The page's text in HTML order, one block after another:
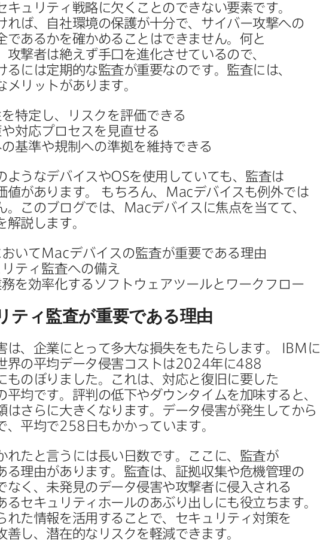
キュリティ戦略に​欠く​ことのできない​要素です。
れば、​自社環境の​保護が​十分で、​サイバー攻撃への​
で​あるかを​確かめる​ことは​できません。​何と​
攻撃者は​絶えず​手口を​進化させているので、​
るには​定期的な​監査が​重要なのです。​監査には、​
メリットが​あります。
特定し、​リスクを​評価できる
対応プロセスを​見直せる
基準や​規制への​準拠を​維持できる
ような​デバイスやOSを​使用していても、​監査は​
値が​あります。
もちろん、 Macデバイスも​例外では​
。​この​ブログでは、 Macデバイスに​焦点を​当てて、​
解説します。
いてMacデバイスの​監査が​重要である​理由
ティ監査への​備え
を​効率化する​ソフトウェアツールと​ワークフロー
ティ監査が​重要である​理由
は、​企業に​とって​多大な​損失を​もたらします。 IBM に​
界の​平均データ侵害コストは2024年に488
もの​ぼりました。​これは、​対応と​復旧に​要した​
平均です。​評判の​低下や​ダウンタイムを​加味すると、​
は​さらに​大きくなります。​データ侵害が​発生してから​
、​平均で258 日も​かかっています。
れた​と​言うには​長い​日数です。​ここに、​監査が​
る​理由が​あります。​監査は、​証拠収集や​危機管理の​
なく、​未発見の​データ侵害や​攻撃者に​侵入される​
る​セキュリティホールの​あぶり出しにも​役立ちます。​
れた​情報を​活用する​ことで、​セキュリティ対策を​
善し、​潜在的なリスクを​軽減できます。